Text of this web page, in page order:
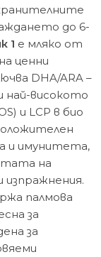
до 6-
1 e мляко от
ценни
DHA/ARA –
най-високото
и LCP в био
и имунитета,
на
изпражнения.
палмова
за
за